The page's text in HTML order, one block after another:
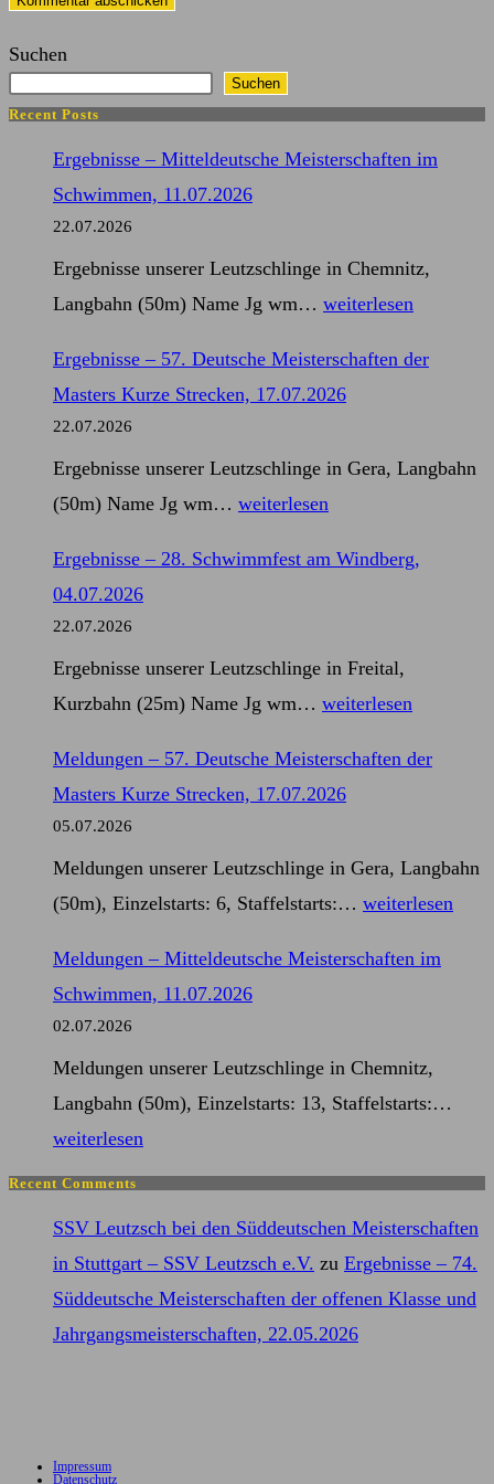
ein
Suchen
Suchen
Recent Posts
Ergebnisse – Mitteldeutsche Meisterschaften im
Schwimmen, 11.07.2026
22.07.2026
Ergebnisse unserer Leutzschlinge in Chemnitz,
Langbahn (50m) Name Jg wm… Ergebnisse
Mitteldeutsche
Meisterschaften
Schwimmen,
11.07.2026
weiterlesen
Ergebnisse – 57. Deutsche Meisterschaften der
Masters Kurze Strecken, 17.07.2026
22.07.2026
Ergebnisse unserer Leutzschlinge in Gera, Langbahn
(50m) Name Jg wm… Ergebnisse
57.
der
Masters
Kurze
Strecken,
weiterlesen
Ergebnisse – 28. Schwimmfest am Windberg,
04.07.2026
22.07.2026
Ergebnisse unserer Leutzschlinge in Freital,
Kurzbahn (25m) Name Jg wm… Ergebnisse
28.
Schwimmfest
Windberg,
04.07.2026
weiterlesen
Meldungen – 57. Deutsche Meisterschaften der
Masters Kurze Strecken, 17.07.2026
05.07.2026
Meldungen unserer Leutzschlinge in Gera, Langbahn
(50m), Einzelstarts: 6, Staffelstarts:… Meldungen
57.
der
Masters
Strecken,
17.07.2026
weiterlesen
Meldungen – Mitteldeutsche Meisterschaften im
Schwimmen, 11.07.2026
02.07.2026
Meldungen unserer Leutzschlinge in Chemnitz,
Langbahn (50m), Einzelstarts: 13, Staffelstarts:…
im
weiterlesen
Recent Comments
SSV Leutzsch bei den Süddeutschen Meisterschaften
in Stuttgart – SSV Leutzsch e.V. zu Ergebnisse – 74.
Süddeutsche Meisterschaften der offenen Klasse und
Jahrgangsmeisterschaften, 22.05.2026
Impressum
Datenschutz